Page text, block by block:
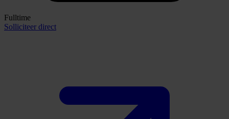
Fulltime
Solliciteer direct